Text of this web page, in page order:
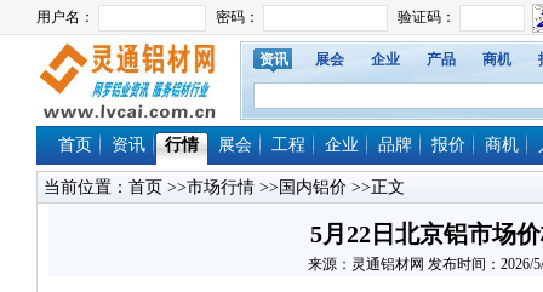
资讯 展会 企业 产品 商机
首页 资讯 行情 展会 工程 企业 品牌 报价 商机
当前位置： 首页 >>市场行情 >>国内铝价 >>正文
5月22日北京铝市场
来源：灵通铝材网 发布时间：2026/